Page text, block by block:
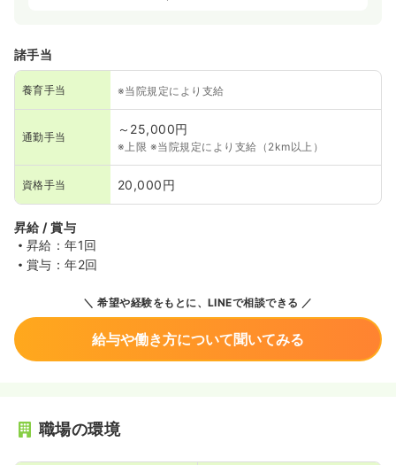
諸手当
養育手当 ※当院規定により支給
通勤手当
～25,000円
※上限 ※当院規定により支給（2km以上）
資格手当 20,000円
昇給 / 賞与
昇給：年1回
賞与：年2回
希望や経験をもとに、LINEで相談できる
給与や働き方について聞いてみる
職場の環境